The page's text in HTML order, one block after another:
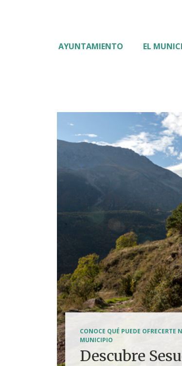
AYUNTAMIENTO EL
CONOCE QUÉ PUEDE OFRECERTE
MUNICIPIO
Descubre
Tierra de
aventuras